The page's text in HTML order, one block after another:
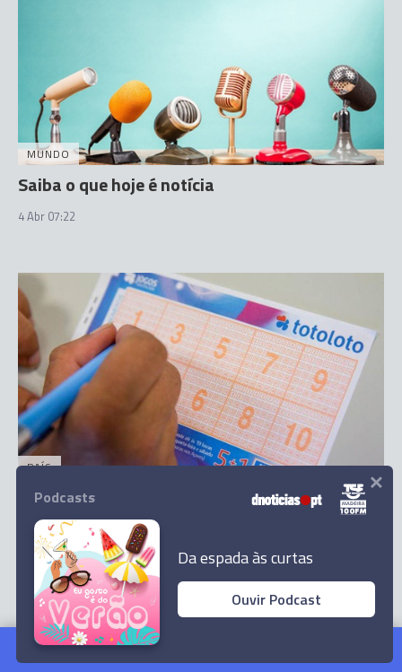
Saiba o que hoje é notícia
MUNDO
Saiba o que hoje é notícia
4 Abr 07:22
PAÍS
Saiba qual é a chave do Totoloto deste sábado
8 Abr 23:37
Podcasts
Da espada às curtas
Ouvir Podcast
×